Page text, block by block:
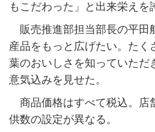
もこだわった」と出来栄えを
販売推進部担当部長の平田
産品をもっと広げたい。たく
葉のおいしさを知っていただ
意気込みを見せた。
商品価格はすべて税込。店
供数の設定が異なる。